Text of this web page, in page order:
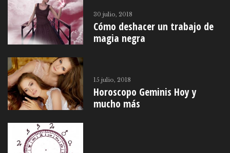
30 julio, 2018
Cómo deshacer un trabajo de
magia negra
15 julio, 2018
Horoscopo Geminis Hoy y
mucho más